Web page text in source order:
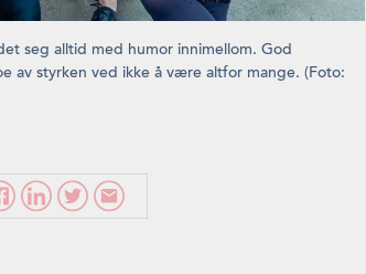
seg alltid med humor innimellom. God
av styrken ved ikke å være altfor mange. (Foto: